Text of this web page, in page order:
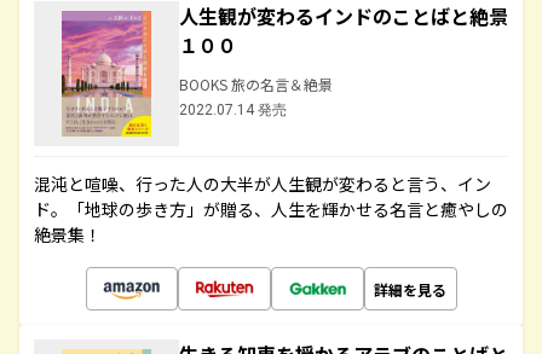
人生観が変わるインドのことばと絶景
１００
BOOKS 旅の名言＆絶景
2022.07.14 発売
混沌と喧噪、行った人の大半が人生観が変わると言う、イン
ド。「地球の歩き方」が贈る、人生を輝かせる名言と癒やしの
絶景集！
詳細を見る